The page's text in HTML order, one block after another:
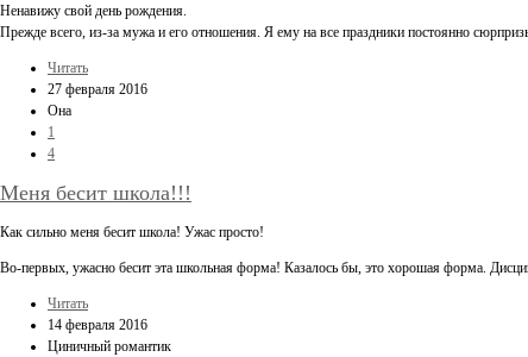
Ненавижу свой день рождения.
Прежде всего, из-за мужа и его отношения. Я ему на все праздники постоянно
Читать
27 февраля 2016
Она
1
4
Меня бесит школа!!!
Как сильно меня бесит школа! Ужас просто!
Во-первых, ужасно бесит эта школьная форма! Казалось бы, это хорошая форма.
Читать
14 февраля 2016
Циничный романтик